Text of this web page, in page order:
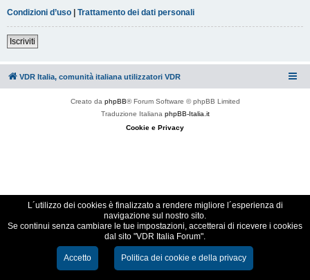
Condizioni d’uso | Trattamento dei dati personali
Iscriviti
VDR Italia, comunità italiana utilizzatori VDR
Creato da phpBB® Forum Software © phpBB Limited
Traduzione Italiana phpBB-Italia.it
Cookie e Privacy
L´utilizzo dei cookies è finalizzato a rendere migliore l´esperienza di
navigazione sul nostro sito.
Se continui senza cambiare le tue impostazioni, accetterai di ricevere i cookies
dal sito "VDR Italia Forum".
Accetto Politica dei cookie e della privacy